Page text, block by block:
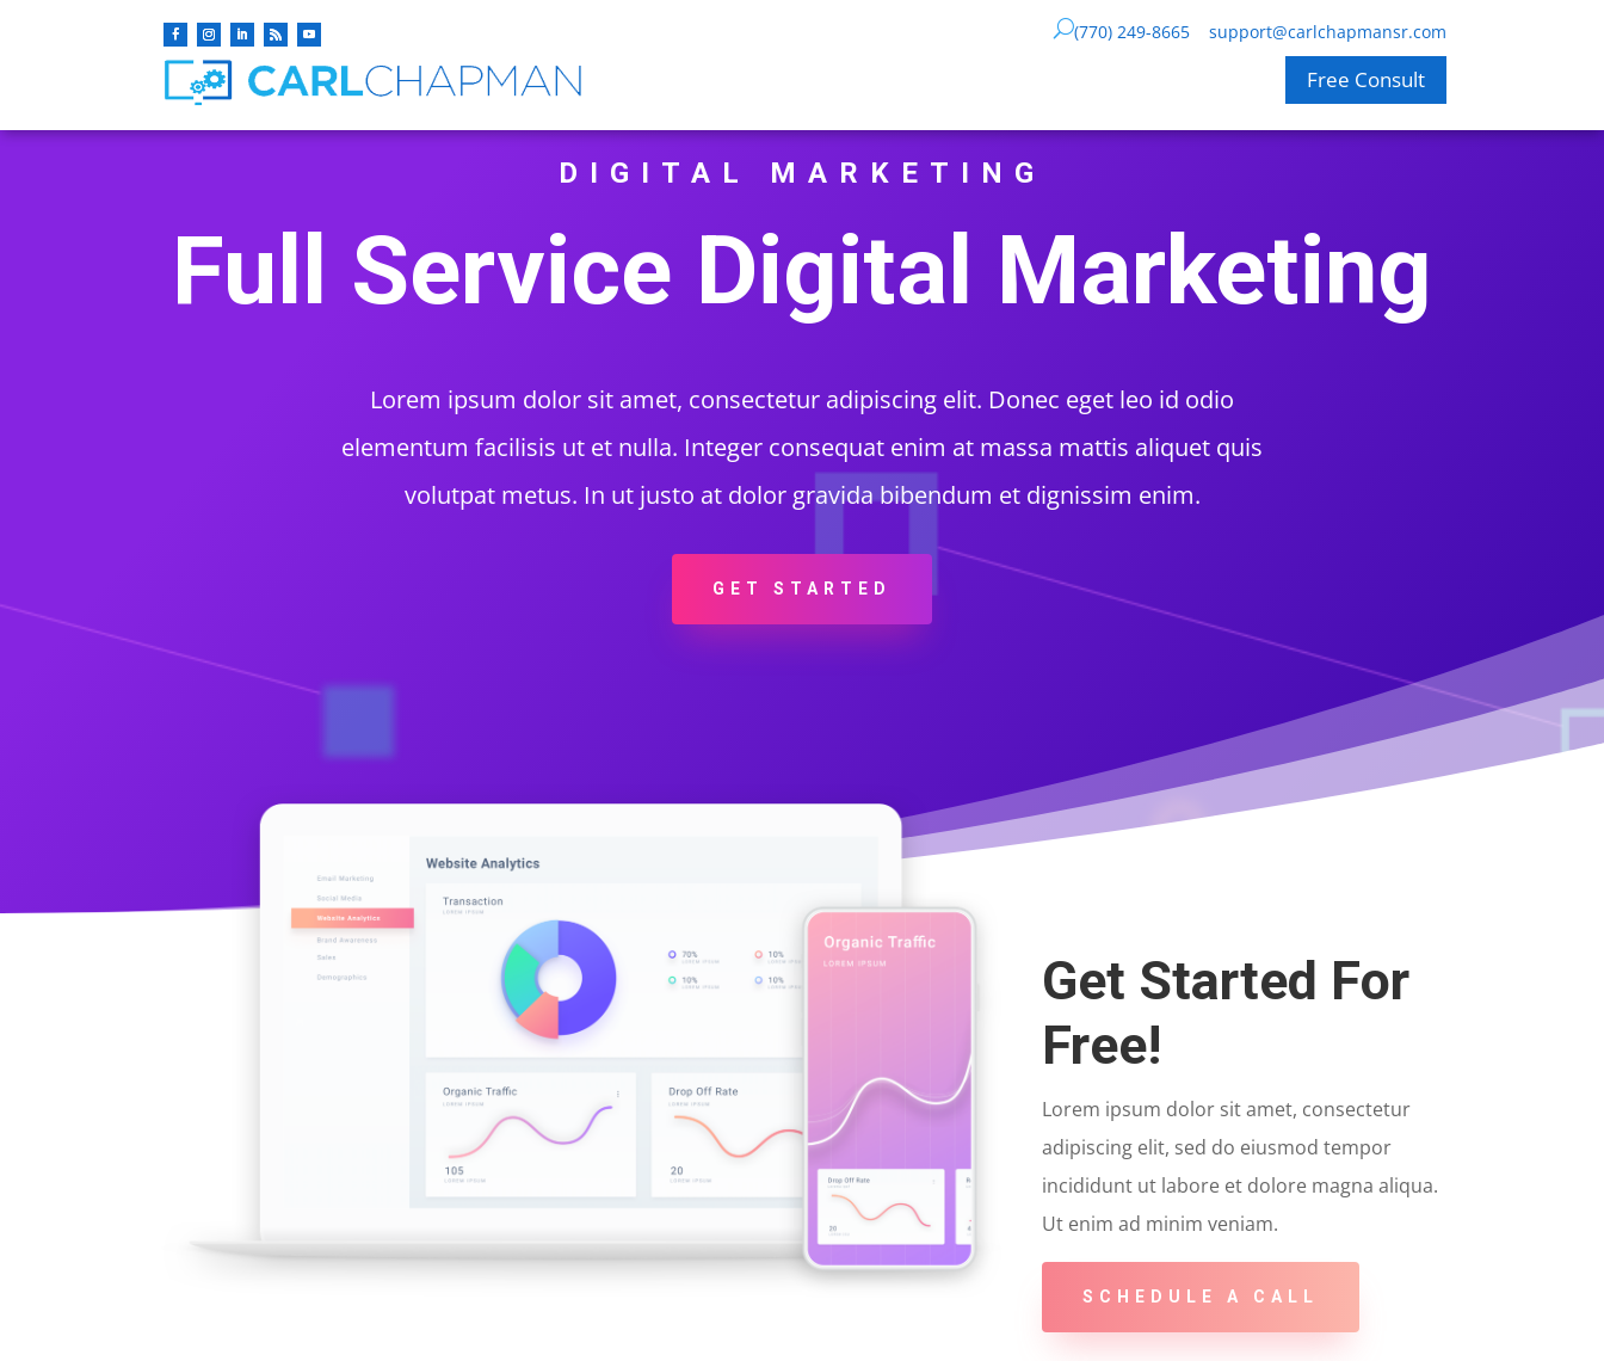
(770) 249-8665 support@carlchapmansr.com
Free Consult
DIGITAL MARKETING
Full Service Digital Marketing
Lorem ipsum dolor sit amet, consectetur adipiscing elit. Donec eget leo id odio
elementum facilisis ut et nulla. Integer consequat enim at massa mattis aliquet quis
volutpat metus. In ut justo at dolor gravida bibendum et dignissim enim.
GET STARTED
Get Started For
Free!
Lorem ipsum dolor sit amet, consectetur
adipiscing elit, sed do eiusmod tempor
incididunt ut labore et dolore magna aliqua.
Ut enim ad minim veniam.
SCHEDULE A CALL